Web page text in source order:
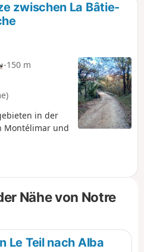
zwischen La Bâtie-
-150 m
in der
Montélimar und
Nähe von Notre
Le Teil nach Alba